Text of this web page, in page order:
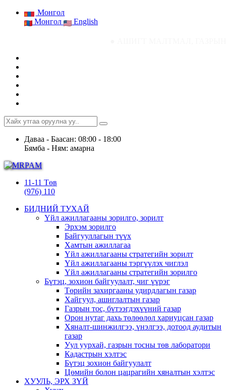
Монгол
Монгол
English
Даваа - Баасан: 08:00 - 18:00
Бямба - Ням: амарна
11-11 Төв
(976) 110
БИДНИЙ ТУХАЙ
Үйл ажиллагааны зорилго, зорилт
Эрхэм зорилго
Байгууллагын түүх
Хамтын ажиллагаа
Үйл ажиллагааны стратегийн зорилт
Үйл ажиллагааны тэргүүлэх чиглэл
Үйл ажиллагааны стратегийн зорилго
Бүтэц, зохион байгуулалт, чиг үүрэг
Төрийн захиргааны удирдлагын газар
Хайгуул, ашиглалтын газар
Газрын тос, бүтээгдэхүүний газар
Орон нутаг дахь төлөөлөл хариуцсан газар
Хяналт-шинжилгээ, үнэлгээ, дотоод аудитын
газар
Уул уурхай, газрын тосны төв лаборатори
Кадастрын хэлтэс
Бүтэц зохион байгуулалт
Цөмийн болон цацрагийн хяналтын хэлтэс
ХУУЛЬ, ЭРХ ЗҮЙ